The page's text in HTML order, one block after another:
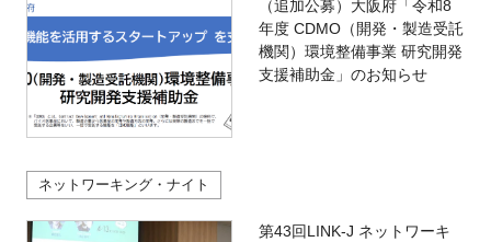
（追加公募）大阪府「令和8
年度 CDMO（開発・製造受託
機関）環境整備事業 研究開発
支援補助金」のお知らせ
ネットワーキング・ナイト
第43回LINK-J ネットワーキ